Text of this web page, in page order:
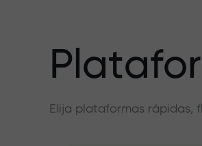
Elija plataformas rápidas,